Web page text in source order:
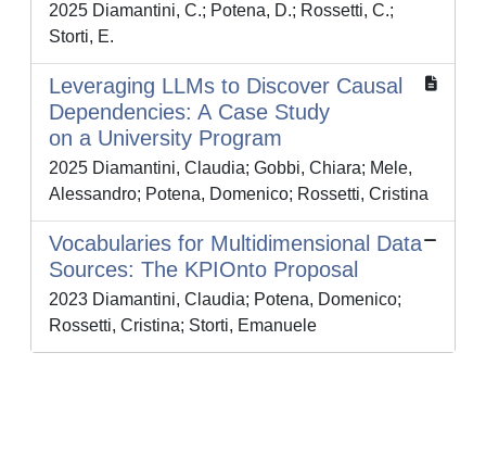
2025 Diamantini, C.; Potena, D.; Rossetti, C.;
Storti, E.
Leveraging LLMs to Discover Causal
Dependencies: A Case Study
on a University Program
2025 Diamantini, Claudia; Gobbi, Chiara; Mele,
Alessandro; Potena, Domenico; Rossetti, Cristina
Vocabularies for Multidimensional Data
Sources: The KPIOnto Proposal
2023 Diamantini, Claudia; Potena, Domenico;
Rossetti, Cristina; Storti, Emanuele